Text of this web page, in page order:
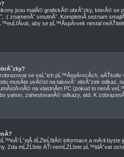
jsou malĂ© grafickĂ© obrĂˇzky, kterĂ©
:( znamenĂˇ smutnĂ˝. KompletnĂ­ seznam
aby se pĹ™Ă­spÄ›vek nestal
ve vaĹˇich pĹ™Ă­spÄ›vcĂ­ch,
musĂ­te uvĂ©st na takovĂ˝ obrĂˇzek
na vlastnĂ­m PC (pokud to nenĂ­
yahoo, zaheslovanĂ© odkazy, atd. K
dĹŻleĹľitĂ© informace a mÄ›li
Zda mĹŻĹľete ÄŤi nemĹŻĹľete pĹ™idĂˇvat